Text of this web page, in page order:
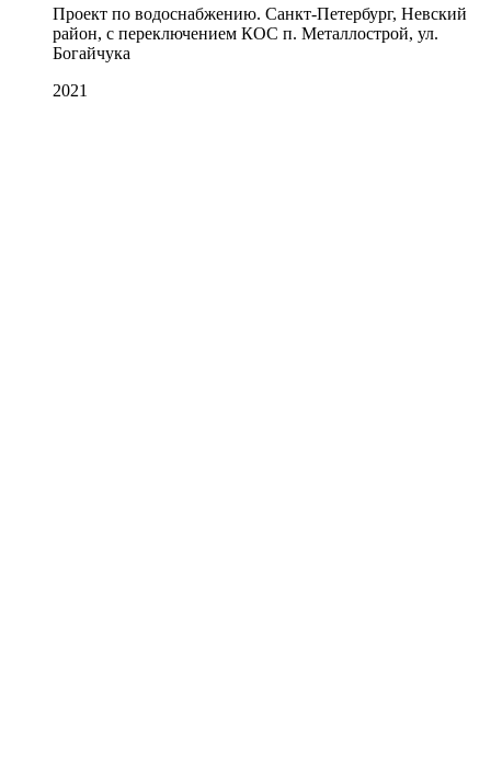
Проект по водоснабжению. Санкт-Петербург, Невский
район, с переключением КОС п. Металлострой, ул.
Богайчука
2021